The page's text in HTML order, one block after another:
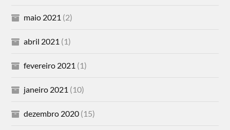
maio 2021 (2)
abril 2021 (1)
fevereiro 2021 (1)
janeiro 2021 (10)
dezembro 2020 (15)